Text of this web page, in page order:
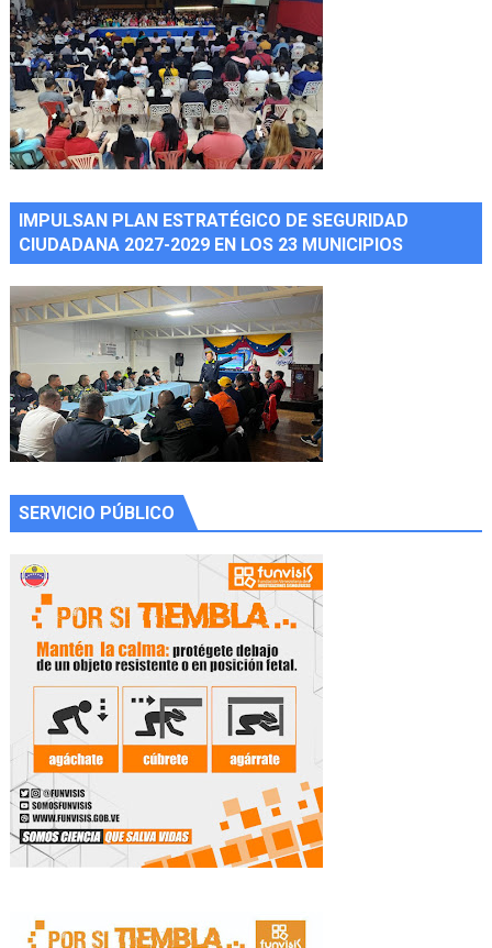
IMPULSAN PLAN ESTRATÉGICO DE SEGURIDAD
CIUDADANA 2027-2029 EN LOS 23 MUNICIPIOS
SERVICIO PÚBLICO